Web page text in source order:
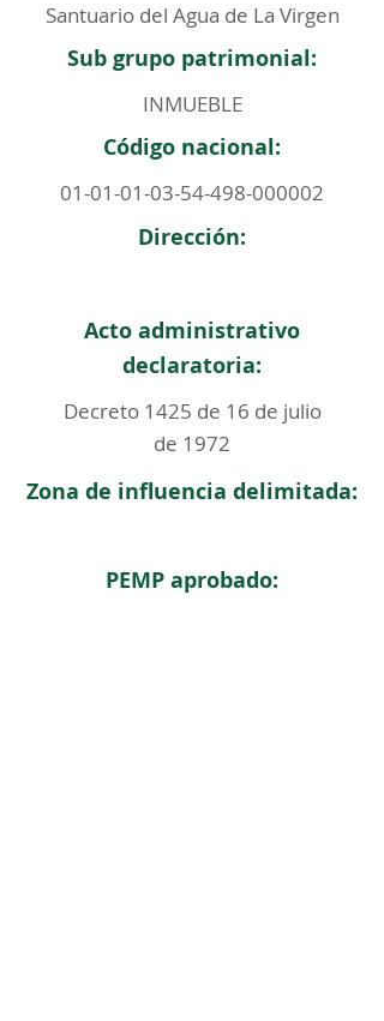
Santuario del Agua de La Virgen
Sub grupo patrimonial:
INMUEBLE
Código nacional:
01-01-01-03-54-498-000002
Dirección:
Acto administrativo
declaratoria:
Decreto 1425 de 16 de julio
de 1972
Zona de influencia delimitada:
PEMP aprobado: